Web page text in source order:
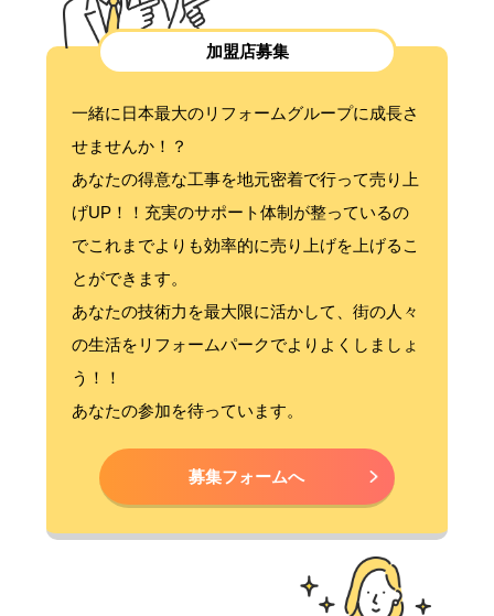
加盟店募集
一緒に日本最大のリフォームグループに成長さ
せませんか！？
あなたの得意な工事を地元密着で行って売り上
げUP！！充実のサポート体制が整っているの
でこれまでよりも効率的に売り上げを上げるこ
とができます。
あなたの技術力を最大限に活かして、街の人々
の生活をリフォームパークでよりよくしましょ
う！！
あなたの参加を待っています。
募集フォームへ